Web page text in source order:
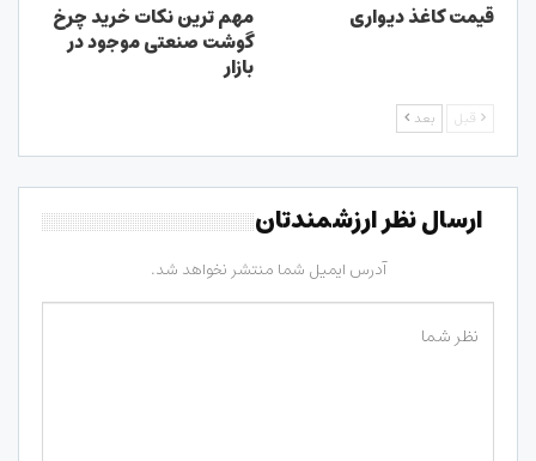
قیمت کاغذ دیواری مهم ‌ترین نکات خرید چرخ
گوشت صنعتی موجود در
بازار
قبل بعد
ارسال نظر ارزشمندتان
آدرس ایمیل شما منتشر نخواهد شد.